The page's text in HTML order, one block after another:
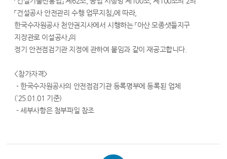
「건설공사 안전관리 수행 업무지침」에 따라,
한국수자원공사 천안권지사에서 시행하는 「아산 모종샛들지구
지장관로 이설공사」의
정기 안전점검기관 지정에 관하여 붙임과 같이 재공고합니다.
<참가자격>
- 한국수자원공사의 안전점검기관 등록명부에 등록된 업체
(`25.01.01 기준)
- 세부사항은 첨부파일 참조